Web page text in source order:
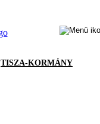
TISZA-KORMÁNY